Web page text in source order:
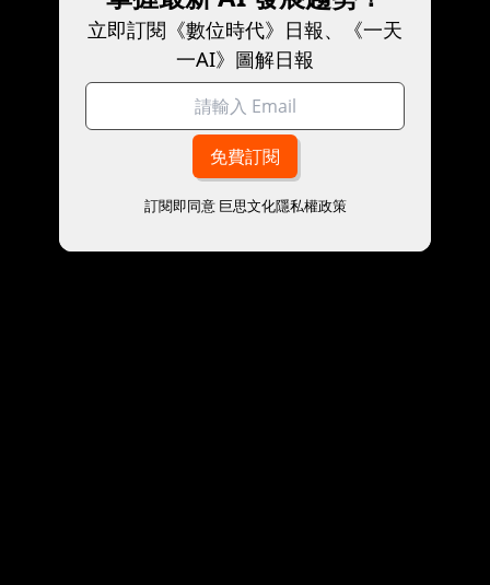
立即訂閱《數位時代》日報、《一天
一AI》圖解日報
訂閱即同意 巨思文化隱私權政策